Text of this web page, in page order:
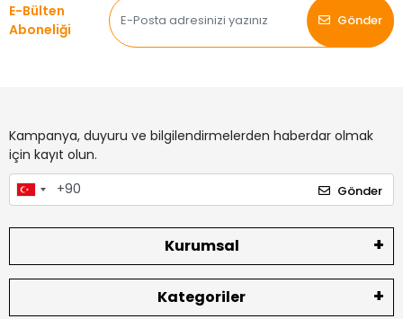
E-Bülten
Aboneliği
Gönder
Kampanya, duyuru ve bilgilendirmelerden haberdar olmak
için kayıt olun.
Gönder
Kurumsal
Kategoriler